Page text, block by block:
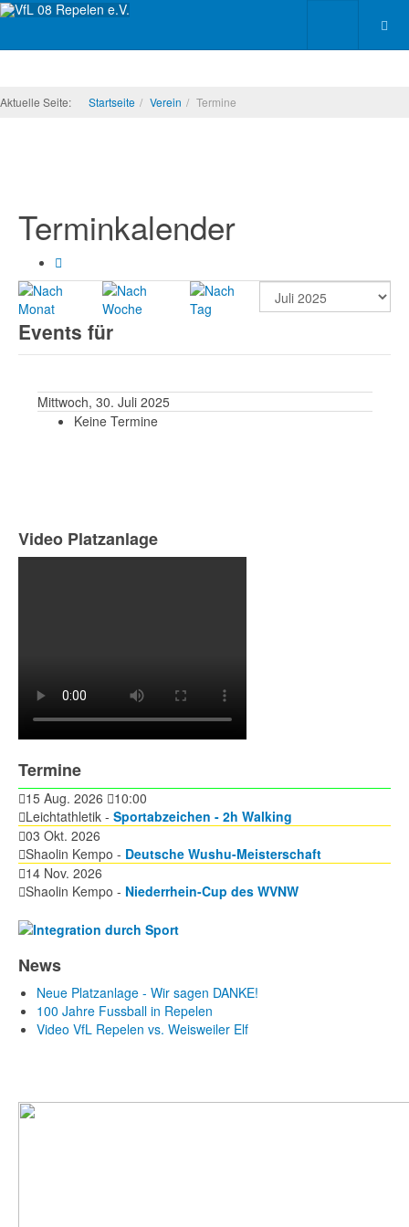
Aktuelle Seite: Startseite Verein Termine
Terminkalender
Events für
Mittwoch, 30. Juli 2025
Keine Termine
Video Platzanlage
Termine
15 Aug. 2026
10:00
Leichtathletik - Sportabzeichen - 2h Walking
03 Okt. 2026
Shaolin Kempo - Deutsche Wushu-Meisterschaft
14 Nov. 2026
Shaolin Kempo - Niederrhein-Cup des WVNW
News
Neue Platzanlage - Wir sagen DANKE!
100 Jahre Fussball in Repelen
Video VfL Repelen vs. Weisweiler Elf